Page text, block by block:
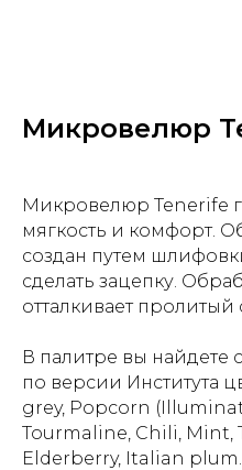
Микровелюр
Микровелюр Tenerife
мягкость и комфорт.
создан путем
сделать зацепку.
отталкивает пролитый
В палитре вы найдете
по версии Института
grey, Popcorn
Tourmaline, Chili, Mint,
Elderberry, Italian plum.